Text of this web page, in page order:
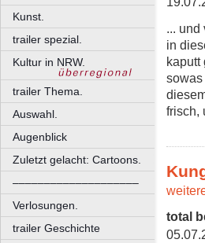
Kunst.
trailer spezial.
Kultur in NRW.
trailer Thema.
Auswahl.
Augenblick
Zuletzt gelacht: Cartoons.
––––––––––––––––––––
Verlosungen.
trailer Geschichte
... und
in
kaputt
sowas
frisch,
total